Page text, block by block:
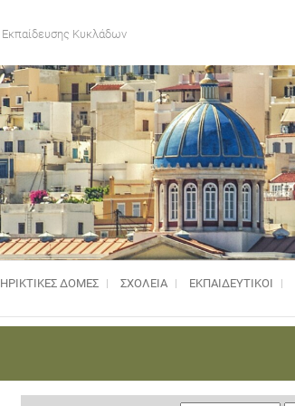
Κυκλάδων
ΔΟΜΈΣ ΣΧΟΛΕΙΑ ΕΚΠΑΙΔΕΥΤΙΚΟΙ